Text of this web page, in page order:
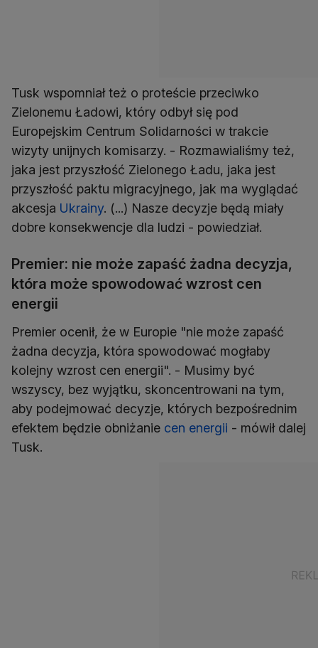
Tusk wspomniał też o proteście przeciwko
Zielonemu Ładowi, który odbył się pod
Europejskim Centrum Solidarności w trakcie
wizyty unijnych komisarzy. - Rozmawialiśmy też,
jaka jest przyszłość Zielonego Ładu, jaka jest
przyszłość paktu migracyjnego, jak ma wyglądać
akcesja Ukrainy. (...) Nasze decyzje będą miały
dobre konsekwencje dla ludzi - powiedział.
Premier: nie może zapaść żadna decyzja,
która może spowodować wzrost cen
energii
Premier ocenił, że w Europie "nie może zapaść
żadna decyzja, która spowodować mogłaby
kolejny wzrost cen energii". - Musimy być
wszyscy, bez wyjątku, skoncentrowani na tym,
aby podejmować decyzje, których bezpośrednim
efektem będzie obniżanie cen energii - mówił dalej
Tusk.